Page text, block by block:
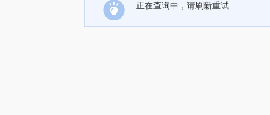
正在查询中，请刷新重试